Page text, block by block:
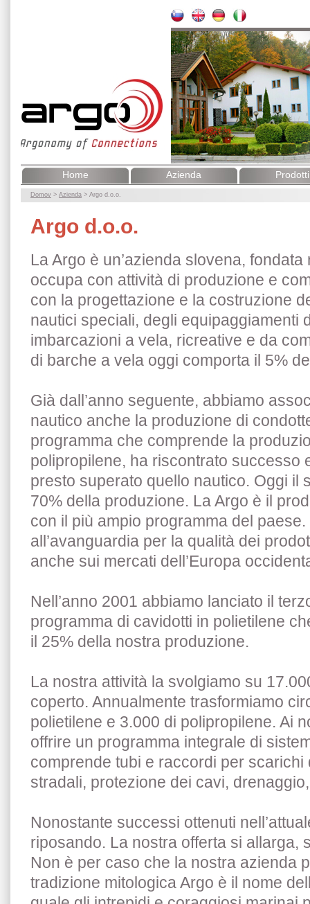
Home Azienda Prodotti
Domov > Azienda > Argo d.o.o.
Argo d.o.o.
La Argo è un’azienda slovena, fondata
occupa con attività di produzione e
con la progettazione e la costruzione
nautici speciali, degli equipaggiamenti
imbarcazioni a vela, ricreative e da
di barche a vela oggi comporta il 5%
Già dall’anno seguente, abbiamo
nautico anche la produzione di
programma che comprende la
polipropilene, ha riscontrato successo
presto superato quello nautico. Oggi il
70% della produzione. La Argo è il
con il più ampio programma del
all’avanguardia per la qualità dei
anche sui mercati dell’Europa
Nell’anno 2001 abbiamo lanciato il
programma di cavidotti in polietilene
il 25% della nostra produzione.
La nostra attività la svolgiamo su
coperto. Annualmente trasformiamo
polietilene e 3.000 di polipropilene. Ai
offrire un programma integrale di
comprende tubi e raccordi per
stradali, protezione dei cavi,
Nonostante successi ottenuti
riposando. La nostra offerta si allarga,
Non è per caso che la nostra azienda
tradizione mitologica Argo è il nome